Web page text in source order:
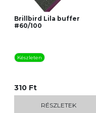
Brillbird Lila buffer
#60/100
Készleten
310 Ft
RÉSZLETEK